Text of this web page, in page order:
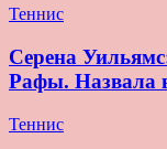
Теннис
Серена
Рафы. Назвала
Теннис